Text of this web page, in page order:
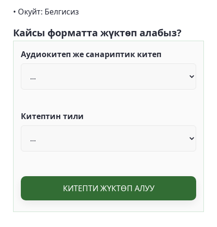
• Окуйт: Белгисиз
Кайсы форматта жүктөп алабыз?
Аудиокитеп же санариптик китеп
Китептин тили
КИТЕПТИ ЖҮКТӨП АЛУУ